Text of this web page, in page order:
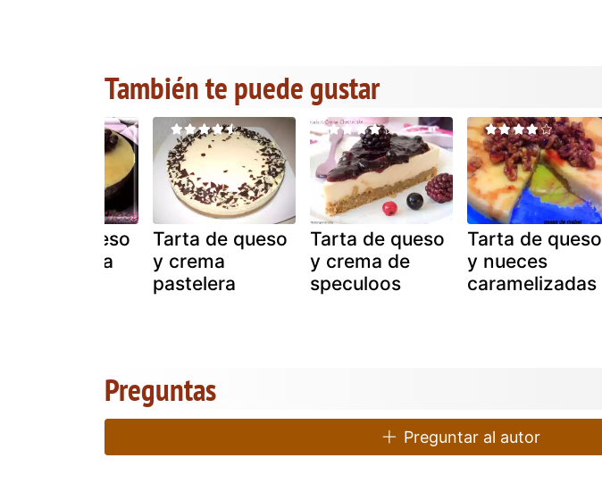
También te puede gustar
de queso
y pera
Tarta de queso
y crema
pastelera
Tarta de queso
y crema de
speculoos
Tarta de queso
y nueces
caramelizadas
Preguntas
Preguntar al autor